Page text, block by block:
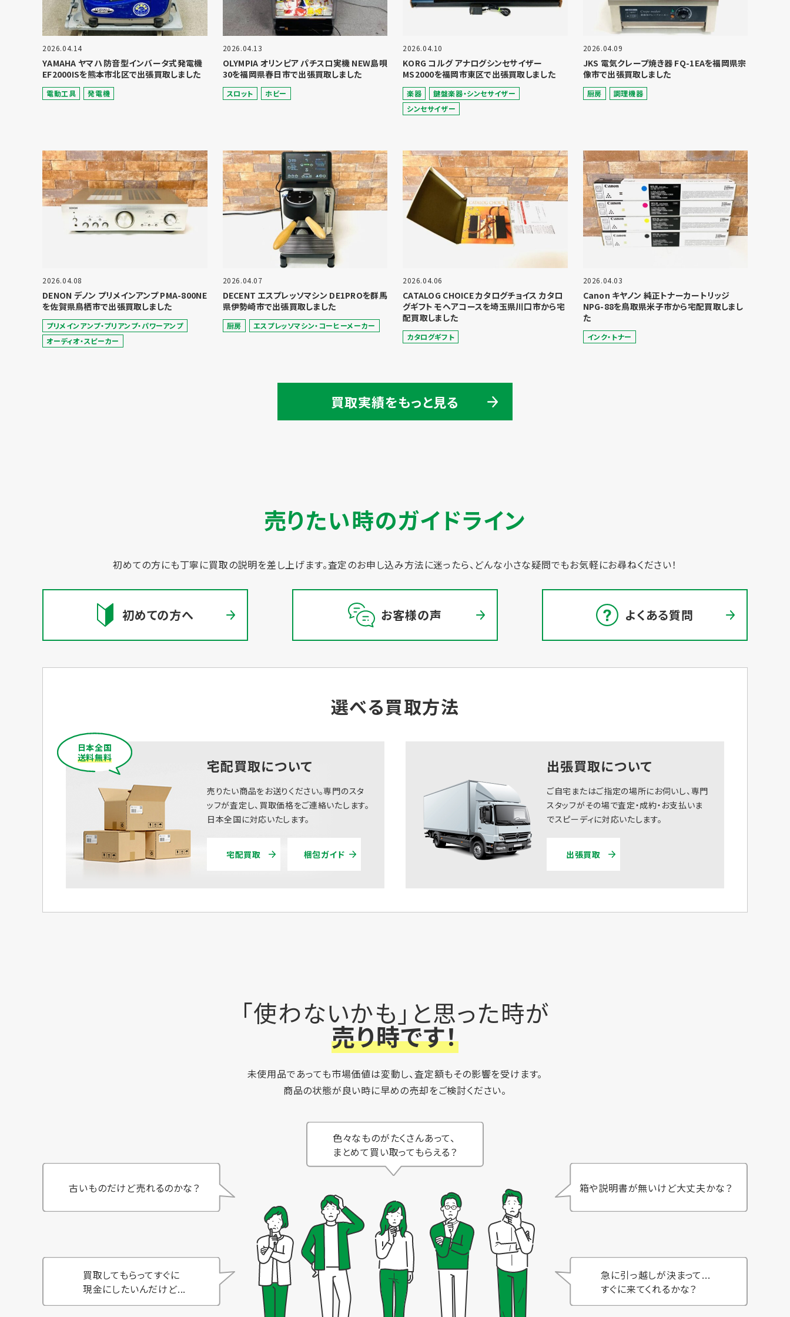
2026.04.14
YAMAHA ヤマハ 防音型インバータ式発電機
EF2000ISを熊本市北区で出張買取しました
電動⼯具 発電機
2026.04.13
OLYMPIA オリンピア パチスロ実機 NEW島唄
30を福岡県春日市で出張買取しました
スロット ホビー
2026.04.10
KORG コルグ アナログシンセサイザー
MS2000を福岡市東区で出張買取しました
楽器
鍵盤楽器・シンセサイザー
シンセサイザー
2026.04.09
JKS 電気クレープ焼き器 FQ-1EAを福岡県宗
像市で出張買取しました
厨房 調理機器
2026.04.08
DENON デノン プリメインアンプ PMA-800NE
を佐賀県鳥栖市で出張買取しました
プリメインアンプ・プリアンプ・パワーアンプ
オーディオ・スピーカー
2026.04.07
DECENT エスプレッソマシン DE1PROを群馬
県伊勢崎市で出張買取しました
厨房 エスプレッソマシン・コーヒーメーカー
2026.04.06
CATALOG CHOICE カタログチョイス カタロ
グギフト モヘアコースを埼玉県川口市から宅
配買取しました
カタログギフト
2026.04.03
Canon キヤノン 純正トナーカートリッジ
NPG-88を鳥取県米子市から宅配買取しまし
た
インク・トナー
買取実績をもっと見る
売りたい時のガイドライン
初めての方にも丁寧に買取の説明を差し上げます。査定のお申し込み方法に迷ったら、どんな小さな疑問でもお気軽にお尋ねください！
初めての方へ お客様の声 よくある質問
選べる買取方法
宅配買取について
日本全国
送料無料
売りたい商品をお送りください。専門のスタ
ッフが査定し、買取価格をご連絡いたします。
日本全国に対応いたします。
宅配買取 梱包ガイド
出張買取について
ご自宅またはご指定の場所にお伺いし、専門
スタッフがその場で査定・成約・お支払いま
でスピーディに対応いたします。
出張買取
「使わないかも」と思った時が
売り時です！
未使用品であっても市場価値は変動し、査定額もその影響を受けます。
商品の状態が良い時に早めの売却をご検討ください。
色々なものがたくさんあって、
まとめて買い取ってもらえる？
古いものだけど売れるのかな？ 箱や説明書が無いけど大丈夫かな？
買取してもらってすぐに
現金にしたいんだけど...
急に引っ越しが決まって...
すぐに来てくれるかな？